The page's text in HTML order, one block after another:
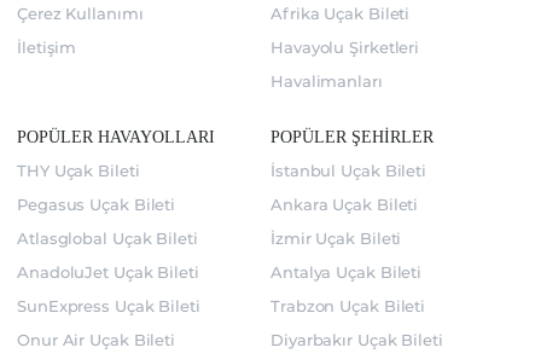
Çerez Kullanımı
İletişim
Afrika Uçak Bileti
Havayolu Şirketleri
Havalimanları
POPÜLER HAVAYOLLARI
THY Uçak Bileti
Pegasus Uçak Bileti
Atlasglobal Uçak Bileti
AnadoluJet Uçak Bileti
SunExpress Uçak Bileti
Onur Air Uçak Bileti
POPÜLER ŞEHİRLER
İstanbul Uçak Bileti
Ankara Uçak Bileti
İzmir Uçak Bileti
Antalya Uçak Bileti
Trabzon Uçak Bileti
Diyarbakır Uçak Bileti